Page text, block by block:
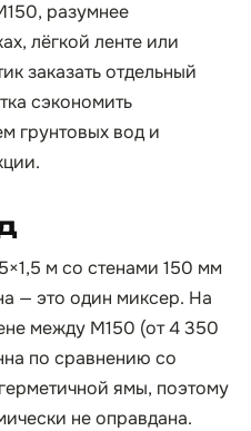
разумнее
лёгкой ленте или
заказать отдельный
сэкономить
грунтовых вод и
м со стенами 150 мм
— это один миксер. На
между М150 (от 4 350
по сравнению со
ямы, поэтому
не оправдана.